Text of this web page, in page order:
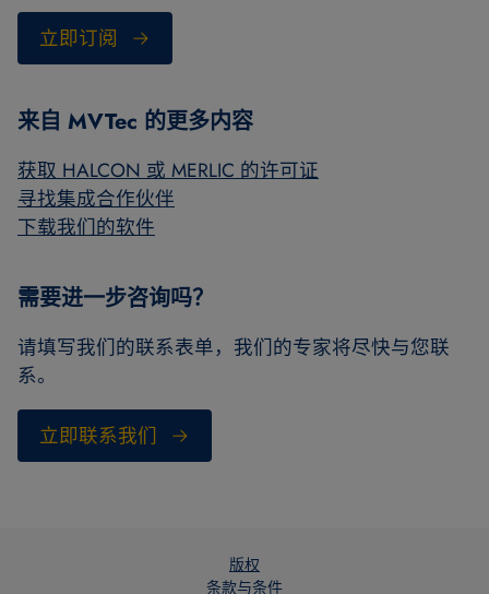
立即订阅
来自 MVTec 的更多内容
获取 HALCON 或 MERLIC 的许可证
寻找集成合作伙伴
下载我们的软件
需要进一步咨询吗？
请填写我们的联系表单，我们的专家将尽快与您联
系。
立即联系我们
版权
条款与条件